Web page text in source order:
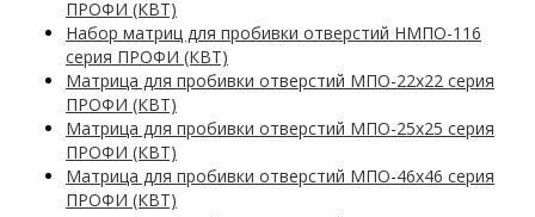
ПРОФИ (КВТ)
Набор матриц для пробивки отверстий НМПО-116
серия ПРОФИ (КВТ)
Матрица для пробивки отверстий МПО-22х22 серия
ПРОФИ (КВТ)
Матрица для пробивки отверстий МПО-25х25 серия
ПРОФИ (КВТ)
Матрица для пробивки отверстий МПО-46х46 серия
ПРОФИ (КВТ)